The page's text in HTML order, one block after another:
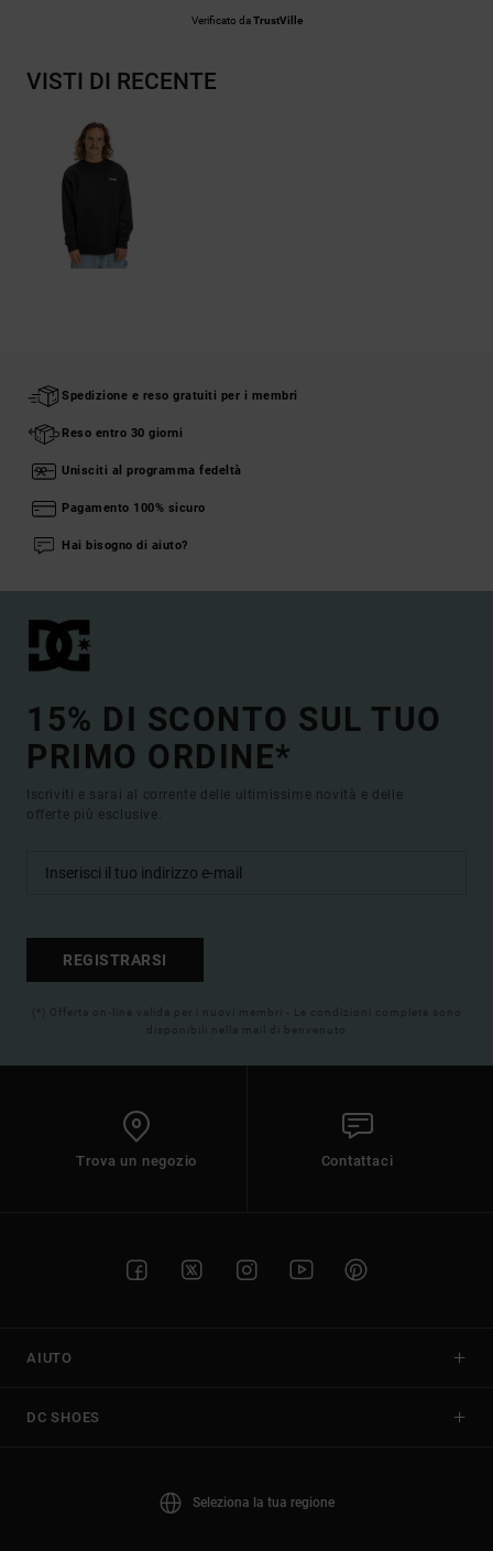
Verificato daTrustVille
VISTI DI RECENTE
Spedizione e reso gratuiti per i membri
Reso entro 30 giorni
Unisciti al programma fedeltà
Pagamento 100% sicuro
Hai bisogno di aiuto?
15% DI SCONTO SUL TUO
PRIMO ORDINE*
Iscriviti e sarai al corrente delle ultimissime novità e delle
offerte più esclusive.
REGISTRARSI
(*) Offerta on-line valida per i nuovi membri - Le condizioni complete sono
disponibili nella mail di benvenuto
Trova un negozio Contattaci
AIUTO
DC SHOES
Seleziona la tua regione